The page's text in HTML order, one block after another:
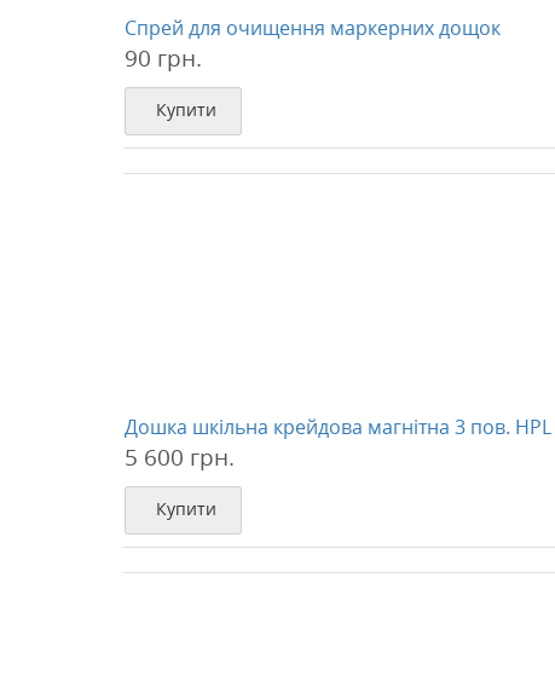
Спрей для очищення маркерних дощок
90 грн.
Купити
Дошка шкільна крейдова магнітна 3 пов. HPL
5 600 грн.
Купити